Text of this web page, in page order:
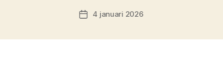
Berichtdatum
4 januari 2026